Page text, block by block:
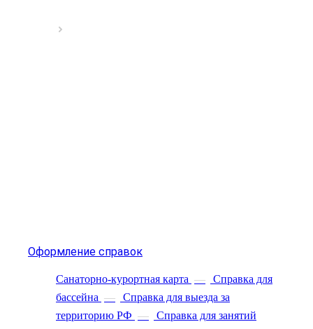
Оформление справок
Санаторно-курортная карта —
Справка для
бассейна —
Справка для выезда за
территорию РФ —
Справка для занятий